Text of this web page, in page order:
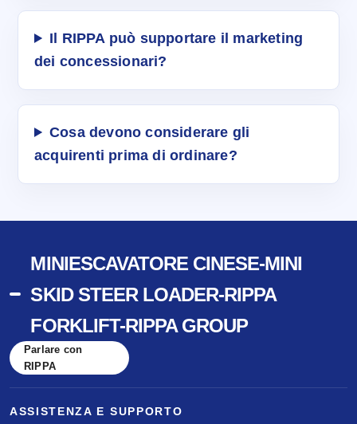
Il RIPPA può supportare il marketing
dei concessionari?
Cosa devono considerare gli
acquirenti prima di ordinare?
MINIESCAVATORE CINESE-MINI
SKID STEER LOADER-RIPPA
FORKLIFT-RIPPA GROUP
Parlare con
RIPPA
ASSISTENZA E SUPPORTO